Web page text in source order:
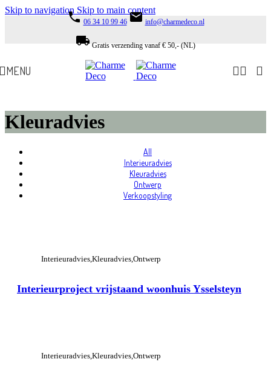
Skip to navigation Skip to main content
phone 06 34 10 99 46 email info@charmedeco.nl
local_shipping Gratis verzending vanaf € 50,- (NL)
MENU
Kleuradvies
All
Interieuradvies
Kleuradvies
Ontwerp
Verkoopstyling
Interieuradvies Kleuradvies Ontwerp
Interieurproject vrijstaand woonhuis Ysselsteyn
Interieuradvies Kleuradvies Ontwerp